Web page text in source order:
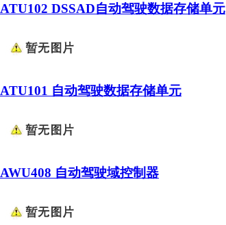
ATU102 DSSAD自动驾驶数据存储单元
ATU101 自动驾驶数据存储单元
AWU408 自动驾驶域控制器